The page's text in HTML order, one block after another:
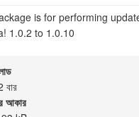
is for performing
1.0.2 to 1.0.10
আকার